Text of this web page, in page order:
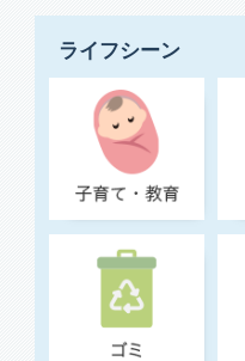
ライフシーン